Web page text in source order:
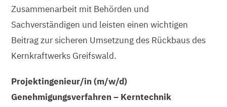
Zusammenarbeit mit Behörden und
Sachverständigen und leisten einen wichtigen
Beitrag zur sicheren Umsetzung des Rückbaus des
Kernkraftwerks Greifswald.
Projektingenieur/in (m/w/d)
Genehmigungsverfahren – Kerntechnik